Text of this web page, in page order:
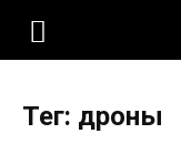
KLOOP.KG
Тег: дроны